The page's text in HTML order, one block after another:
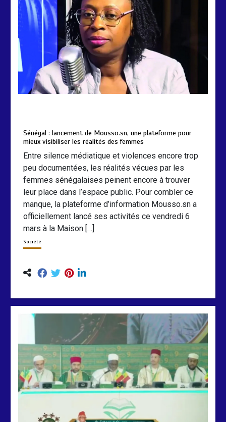
Sénégal : lancement de Mousso.sn, une plateforme pour
mieux visibiliser les réalités des femmes
Entre silence médiatique et violences encore trop
peu documentées, les réalités vécues par les
femmes sénégalaises peinent encore à trouver
leur place dans l’espace public. Pour combler ce
manque, la plateforme d’information Mousso.sn a
officiellement lancé ses activités ce vendredi 6
mars à la Maison […]
Société